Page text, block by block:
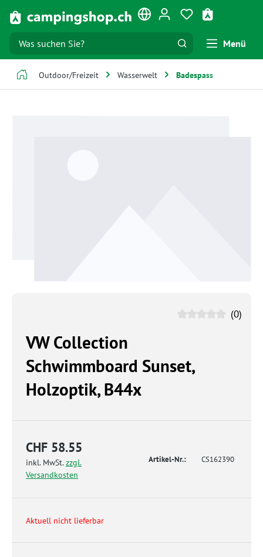
Zum Hauptinhalt springen Du hast 0
Menü
Outdoor/Freizeit Wasserwelt Badespass
(0)
VW Collection
Schwimmboard Sunset,
Holzoptik, B44x
CHF 58.55
inkl. MwSt.zzgl.
Versandkosten
Artikel-Nr.: CS162390
Aktuell nicht lieferbar